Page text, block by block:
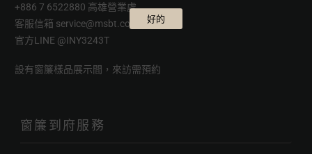
+886 7 6522880 高雄營業處
客服信箱 service@msbt.com.tw
官方LINE @INY3243T
設有窗簾樣品展示間，來訪需預約
窗簾到府服務
好的